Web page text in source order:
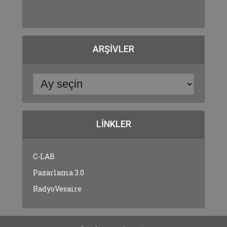
ARŞIVLER
LINKLER
C-LAB
Pazarlama 3.0
RadyoVesaire